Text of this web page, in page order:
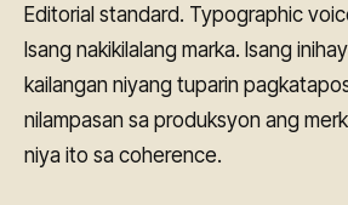
Editorial standard. Typographic
Isang nakikilalang marka. Isang
kailangan niyang tuparin
nilampasan sa produksyon ang
niya ito sa coherence.